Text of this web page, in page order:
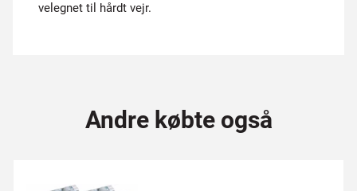
velegnet til hårdt vejr.
Andre købte også